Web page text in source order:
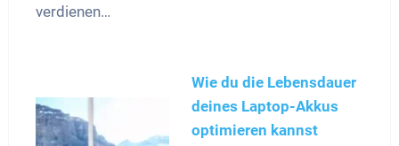
verdienen…
Wie du die Lebensdauer
deines Laptop-Akkus
optimieren kannst